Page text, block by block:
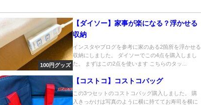
100円グッズ
【ダイソー】家事が楽になる？浮かせる
収納
インスタやブログを参考に家のある2箇所を浮かせる
収納にしました。 ダイソーでこの4点を購入しまし
た。 まずはこの2点を使います こちらのタッ...
【コストコ】コストコバッグ
この3つセットのコストコバッグ購入しました。 購
入きっかけは写真のように横に持ててお寿司を横に